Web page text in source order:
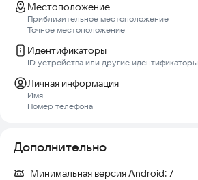
Местоположение
Приблизительное местоположение
Точное местоположение
Идентификаторы
ID устройства или другие идентификаторы
Личная информация
Имя
Номер телефона
Дополнительно
Минимальная версия Android:7